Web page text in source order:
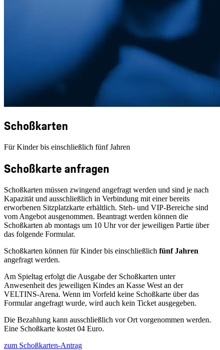
Schoßkarten
Für Kinder bis einschließlich fünf Jahren
Schoßkarte anfragen
Schoßkarten müssen zwingend angefragt werden und sind je nach
Kapazität und ausschließlich in Verbindung mit einer bereits
erworbenen Sitzplatzkarte erhältlich. Steh- und VIP-Bereiche sind
vom Angebot ausgenommen. Beantragt werden können die
Schoßkarten ab montags um 10 Uhr vor der jeweiligen Partie über
das folgende Formular.
Schoßkarten können für Kinder bis einschließlich fünf Jahren
angefragt werden.
Am Spieltag erfolgt die Ausgabe der Schoßkarten unter
Anwesenheit des jeweiligen Kindes an Kasse West an der
VELTINS-Arena. Wenn im Vorfeld keine Schoßkarte über das
Formular angefragt wurde, wird auch kein Ticket ausgegeben.
Die Bezahlung kann ausschließlich vor Ort vorgenommen werden.
Eine Schoßkarte kostet 04 Euro.
zum Schoßkarten-Antrag